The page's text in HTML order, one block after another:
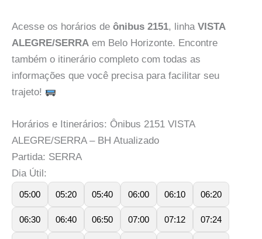
Acesse os horários de ônibus 2151, linha VISTA
ALEGRE/SERRA em Belo Horizonte. Encontre
também o itinerário completo com todas as
informações que você precisa para facilitar seu
trajeto!
Horários e Itinerários: Ônibus 2151 VISTA
ALEGRE/SERRA – BH Atualizado
Partida: SERRA
Dia Útil:
05:00 05:20 05:40 06:00 06:10 06:20
06:30 06:40 06:50 07:00 07:12 07:24